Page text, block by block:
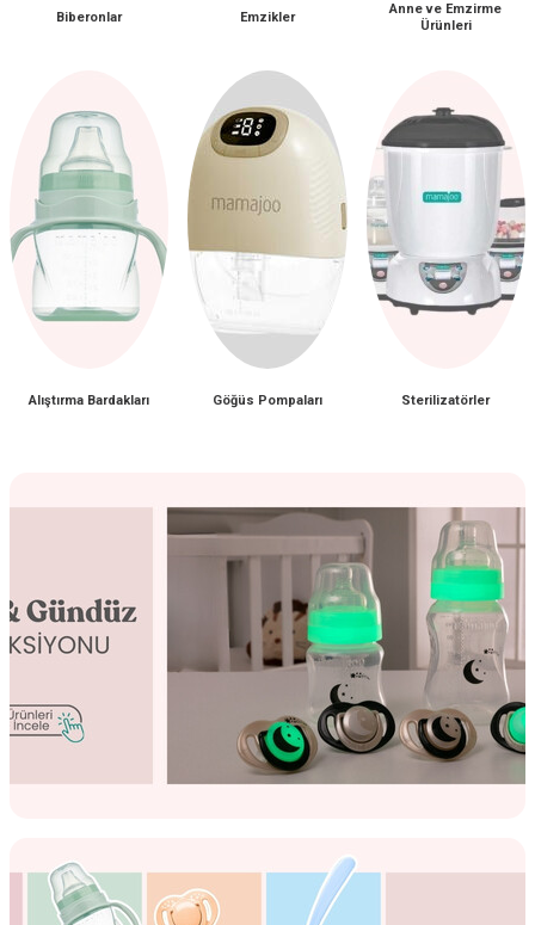
Biberonlar Emzikler
Anne ve Emzirme
Ürünleri
Alıştırma Bardakları Göğüs Pompaları Sterilizatörler